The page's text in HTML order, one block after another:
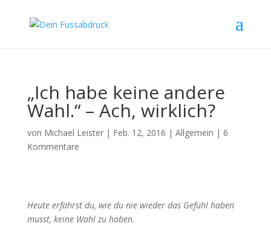
„Ich habe keine andere
Wahl.“ – Ach, wirklich?
von Michael Leister| Feb. 12, 2016 | Allgemein | 6
Kommentare
Heute erfährst du, wie du nie wieder das Gefühl haben
musst, keine Wahl zu haben.